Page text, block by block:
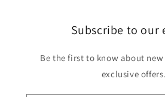
Subscribe to our
Be the first to know about
exclusive offers.